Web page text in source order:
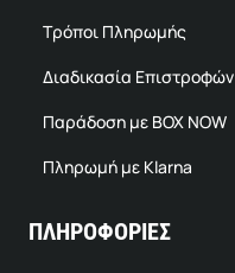
Τρόποι Πληρωμής
Διαδικασία Επιστροφών
Παράδοση με BOX NOW
Πληρωμή με Klarna
ΠΛΗΡΟΦΟΡΙΕΣ